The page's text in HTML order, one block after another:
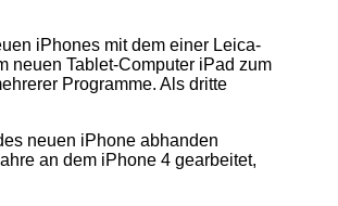
iPhones mit dem einer Leica-
neuen Tablet-Computer iPad zum
Programme. Als dritte
neuen iPhone abhanden
an dem iPhone 4 gearbeitet,